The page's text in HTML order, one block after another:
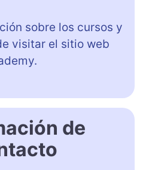
sobre los cursos y
visitar el sitio web
de